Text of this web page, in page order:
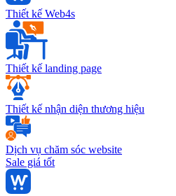
Thiết kế Web4s
Thiết kế landing page
Thiết kế nhận diện thương hiệu
Dịch vụ chăm sóc website
Sale giá tốt